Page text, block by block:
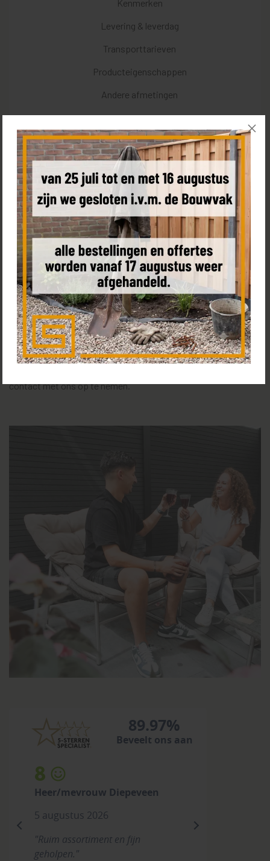
Kenmerken
Levering & leverdag
Transporttarieven
Producteigenschappen
Andere afmetingen
Een schutting van SCHUTTING.nl
De basis maken van jouw ideale tuin is onze passie en daar
werken wij al jaren hard aan. Onze tuinschermen worden met
passie vervaardigd in onze eigen productie hal en de materialen
soorten wij met zorg uit. Of je nu een groot of klein budget
hebt, een enorme tuin of een postzegel, wij hebben voor iedere
situatie de juiste schutting. Behalve dat wij iedere dag
schuttingen plaatsen door het hele land, werken wij achter de
schermen er ook hard om de website voor jou zo optimaal
mogelijk te maken. Het kan dus zijn dat je bepaalde
contact met ons op te nemen.
89.97%
Beveelt ons aan
8
Heer/mevrouw Diepeveen
5 augustus 2026
"Ruim assortiment en fijn
geholpen."
next